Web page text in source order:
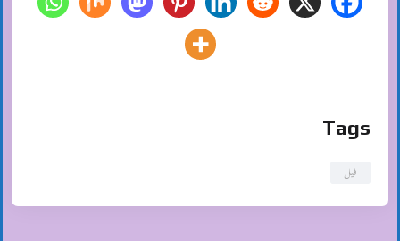
Tags
فیل